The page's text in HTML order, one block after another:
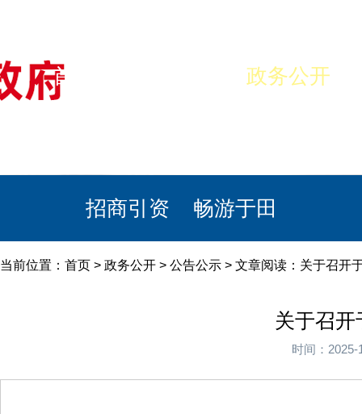
首页 政务公开
招商引资 畅游于田
当前位置： 首页 > 政务公开 > 公告公示 > 文章阅读：关于召开
关于召
时间：